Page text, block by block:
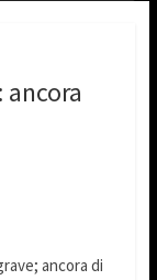
ancora di